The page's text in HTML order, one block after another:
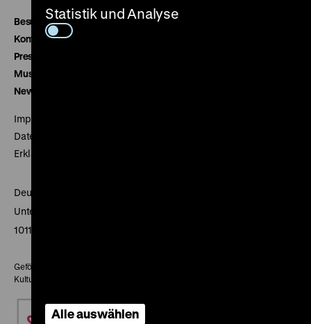
Besucherservice
Kontakt
Presse
Museumsverein
Newsletter
Impressum
Datenschutz
Erklärung digitale Barrierefreiheit
Deutsches Historisches Museum
Unter den Linden 2
10117 Berlin
Gefördert mit Mitteln des Beauftragten der Bundesregierung für
Kultur und Medien
Statistik und Analyse
Alle auswählen